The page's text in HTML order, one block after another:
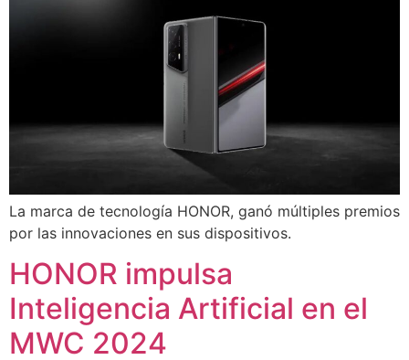
La marca de tecnología HONOR, ganó múltiples premios
por las innovaciones en sus dispositivos.
HONOR impulsa
Inteligencia Artificial en el
MWC 2024